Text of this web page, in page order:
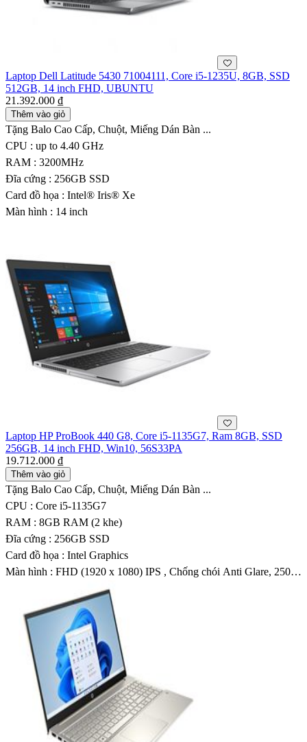
Laptop Dell Latitude 5430 71004111, Core i5-1235U, 8GB, SSD
512GB, 14 inch FHD, UBUNTU
21.392.000 ₫
Thêm vào giỏ
Tặng Balo Cao Cấp, Chuột, Miếng Dán Bàn ...
CPU : up to 4.40 GHz
RAM : 3200MHz
Đĩa cứng : 256GB SSD
Card đồ họa : Intel® Iris® Xe
Màn hình : 14 inch
Laptop HP ProBook 440 G8, Core i5-1135G7, Ram 8GB, SSD
256GB, 14 inch FHD, Win10, 56S33PA
19.712.000 ₫
Thêm vào giỏ
Tặng Balo Cao Cấp, Chuột, Miếng Dán Bàn ...
CPU : Core i5-1135G7
RAM : 8GB RAM (2 khe)
Đĩa cứng : 256GB SSD
Card đồ họa : Intel Graphics
Màn hình : FHD (1920 x 1080) IPS , Chống chói Anti Glare, 250